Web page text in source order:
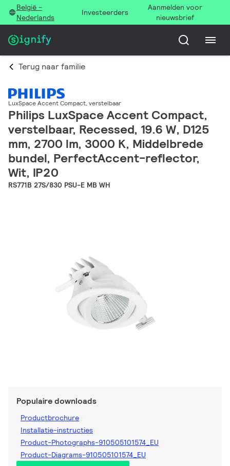
België -
Nederlands
Investeerders
Aanmelden voor
nieuwsbrief
Terug naar familie
LuxSpace Accent Compact, verstelbaar
Philips LuxSpace Accent Compact,
verstelbaar, Recessed, 19.6 W, D125
mm, 2700 lm, 3000 K, Middelbrede
bundel, PerfectAccent-reflector,
Wit, IP20
RS771B 27S/830 PSU-E MB WH
Populaire downloads
Productbrochure
Installatie-instructies
Product-Photographs-910505101574_EU
Product-Diagrams-910505101574_EU